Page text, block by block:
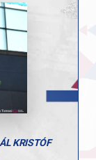
is 10
szülőnek,
a
voltak a
KRISTÓF